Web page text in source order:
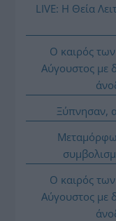
LIVE: Η Θεία
Ο καιρός
Αύγουστος με
Ξύπνησαν,
Ο καιρός
Αύγουστος με